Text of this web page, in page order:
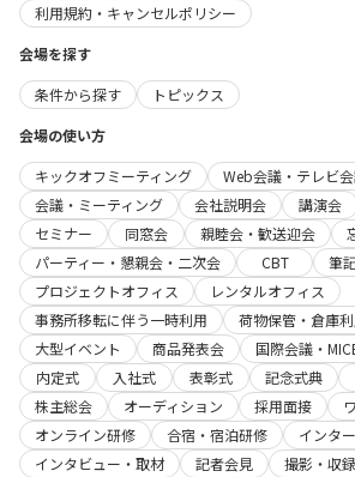
利用規約・キャンセルポリシー
会場を探す
条件から探す
トピックス
会場の使い方
キックオフミーティング
Web会議・テレビ
会議・ミーティング
会社説明会 講演会
セミナー
同窓会 親睦会・歓送迎会
パーティー・懇親会・二次会
CBT 筆
プロジェクトオフィス
レンタルオフィス
事務所移転に伴う一時利用
荷物保管・倉庫
大型イベント
商品発表会 国際会議・
内定式
入社式 表彰式 記念式典
株主総会
オーディション 採用面接
オンライン研修
合宿・宿泊研修
インタ
インタビュー・取材
記者会見
撮影・収録